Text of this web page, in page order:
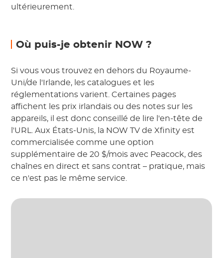
ultérieurement.
Où puis-je obtenir NOW ?
Si vous vous trouvez en dehors du Royaume-
Uni/de l'Irlande, les catalogues et les
réglementations varient. Certaines pages
affichent les prix irlandais ou des notes sur les
appareils, il est donc conseillé de lire l'en-tête de
l'URL. Aux États-Unis, la NOW TV de Xfinity est
commercialisée comme une option
supplémentaire de 20 $/mois avec Peacock, des
chaînes en direct et sans contrat – pratique, mais
ce n'est pas le même service.